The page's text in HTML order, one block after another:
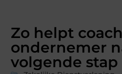
Zo helpt
ondernemer
volgende stap